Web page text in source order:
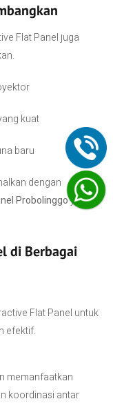
Flat Panel juga
kuat
baru
dengan
Probolinggoyang
di Berbagai
Flat Panel untuk
efektif.
memanfaatkan
koordinasi antar